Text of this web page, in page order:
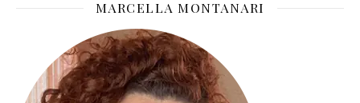
MARCELLA MONTANARI